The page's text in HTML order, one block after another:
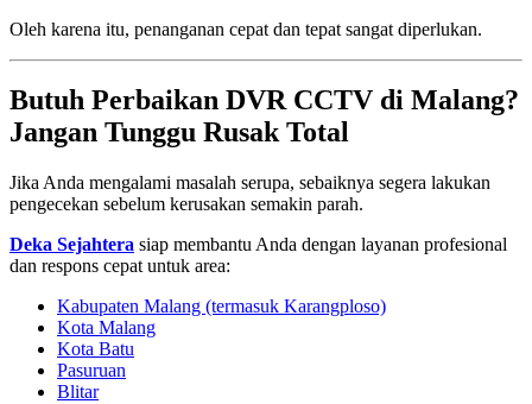
Oleh karena itu, penanganan cepat dan tepat sangat diperlukan.
Butuh Perbaikan DVR CCTV di Malang?
Jangan Tunggu Rusak Total
Jika Anda mengalami masalah serupa, sebaiknya segera lakukan
pengecekan sebelum kerusakan semakin parah.
Deka Sejahtera siap membantu Anda dengan layanan profesional
dan respons cepat untuk area:
Kabupaten Malang (termasuk Karangploso)
Kota Malang
Kota Batu
Pasuruan
Blitar